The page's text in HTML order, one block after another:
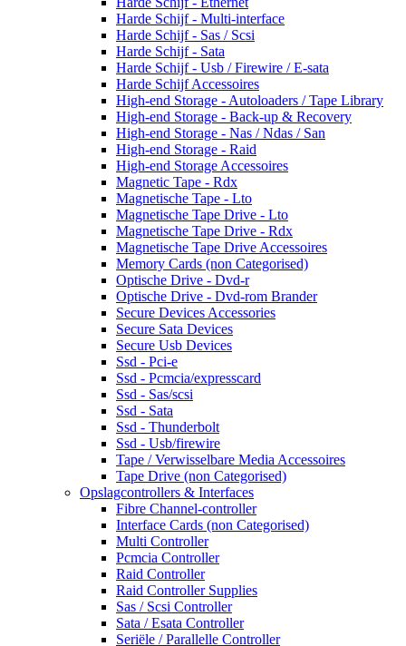
Harde Schijf - Multi-interface
Harde Schijf - Sas / Scsi
Harde Schijf - Sata
Harde Schijf - Usb / Firewire / E-sata
Harde Schijf Accessoires
High-end Storage - Autoloaders / Tape Library
High-end Storage - Back-up & Recovery
High-end Storage - Nas / Ndas / San
High-end Storage - Raid
High-end Storage Accessoires
Magnetic Tape - Rdx
Magnetische Tape - Lto
Magnetische Tape Drive - Lto
Magnetische Tape Drive - Rdx
Magnetische Tape Drive Accessoires
Memory Cards (non Categorised)
Optische Drive - Dvd-r
Optische Drive - Dvd-rom Brander
Secure Devices Accessories
Secure Sata Devices
Secure Usb Devices
Ssd - Pci-e
Ssd - Pcmcia/expresscard
Ssd - Sas/scsi
Ssd - Sata
Ssd - Thunderbolt
Ssd - Usb/firewire
Tape / Verwisselbare Media Accessoires
Tape Drive (non Categorised)
Opslagcontrollers & Interfaces
Fibre Channel-controller
Interface Cards (non Categorised)
Multi Controller
Pcmcia Controller
Raid Controller
Raid Controller Supplies
Sas / Scsi Controller
Sata / Esata Controller
Seriële / Parallelle Controller